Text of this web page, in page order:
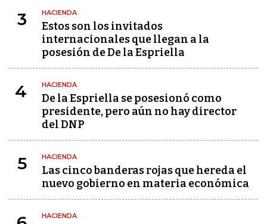
3 HACIENDA
Estos son los invitados
internacionales que llegan a la
posesión de De la Espriella
4 HACIENDA
De la Espriella se posesionó como
presidente, pero aún no hay director
del DNP
5 HACIENDA
Las cinco banderas rojas que hereda el
nuevo gobierno en materia económica
HACIENDA